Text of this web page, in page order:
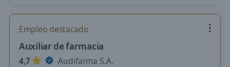
Empleo destacado
Auxiliar de farmacia
4,7
Audifarma S.A.